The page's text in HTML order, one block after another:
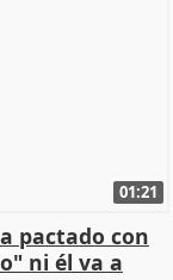
01:21
pactado con
ni él va a